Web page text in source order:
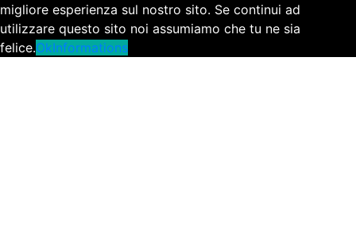
migliore esperienza sul nostro sito. Se continui ad
utilizzare questo sito noi assumiamo che tu ne sia
felice.OkInformations